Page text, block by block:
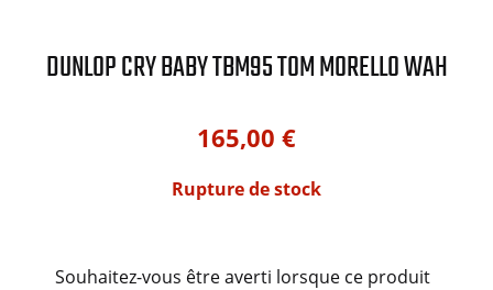
DUNLOP CRY BABY TBM95 TOM MORELLO WAH
165,00 €
Rupture de stock
Souhaitez-vous être averti lorsque ce produit